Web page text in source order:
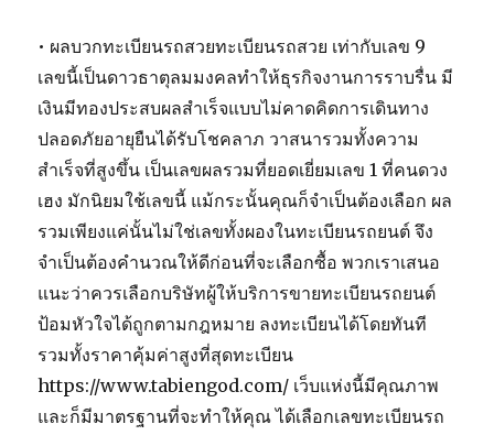
• ผลบวกทะเบียนรถสวยทะเบียนรถสวย เท่ากับเลข 9
เลขนี้เป็นดาวธาตุลมมงคลทำให้ธุรกิจงานการราบรื่น มี
เงินมีทองประสบผลสำเร็จแบบไม่คาดคิดการเดินทาง
ปลอดภัยอายุยืนได้รับโชคลาภ วาสนารวมทั้งความ
สำเร็จที่สูงขึ้น เป็นเลขผลรวมที่ยอดเยี่ยมเลข 1 ที่คนดวง
เฮง มักนิยมใช้เลขนี้ แม้กระนั้นคุณก็จำเป็นต้องเลือก ผล
รวมเพียงแค่นั้นไม่ใช่เลขทั้งผองในทะเบียนรถยนต์ จึง
จำเป็นต้องคำนวณให้ดีก่อนที่จะเลือกซื้อ พวกเราเสนอ
แนะว่าควรเลือกบริษัทผู้ให้บริการขายทะเบียนรถยนต์
ป้อมหัวใจได้ถูกตามกฎหมาย ลงทะเบียนได้โดยทันที
รวมทั้งราคาคุ้มค่าสูงที่สุดทะเบียน
https://www.tabiengod.com/ เว็บแห่งนี้มีคุณภาพ
และก็มีมาตรฐานที่จะทำให้คุณ ได้เลือกเลขทะเบียนรถ